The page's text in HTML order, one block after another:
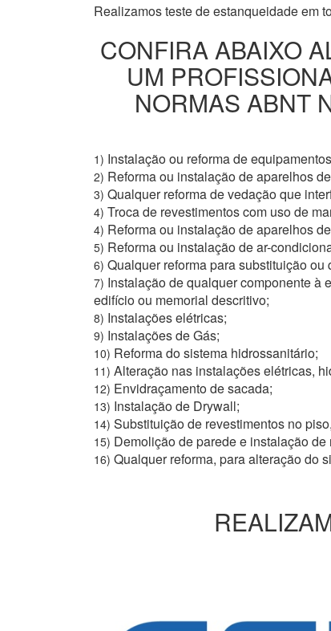
Realizamos teste de estanqueidade em
CONFIRA ABAIXO
UM
NORMAS ABNT
1) Instalação ou reforma de
2) Reforma ou instalação de aparelhos
3) Qualquer reforma de vedação que
4) Troca de revestimentos com uso de
4) Reforma ou instalação de aparelhos
5) Reforma ou instalação de ar-
6) Qualquer reforma para substituição
7) Instalação de qualquer componente à
edifício ou memorial descritivo;
8) Instalações elétricas;
9) Instalações de Gás;
10) Reforma do sistema hidrossanitário;
11) Alteração nas instalações elétricas,
12) Envidraçamento de sacada;
13) Instalação de Drywall;
14) Substituição de revestimentos no
15) Demolição de parede e instalação de
16) Qualquer reforma, para alteração do